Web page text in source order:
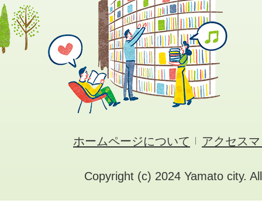
ホームページについて アクセス
Copyright (c) 2024 Yamato city.